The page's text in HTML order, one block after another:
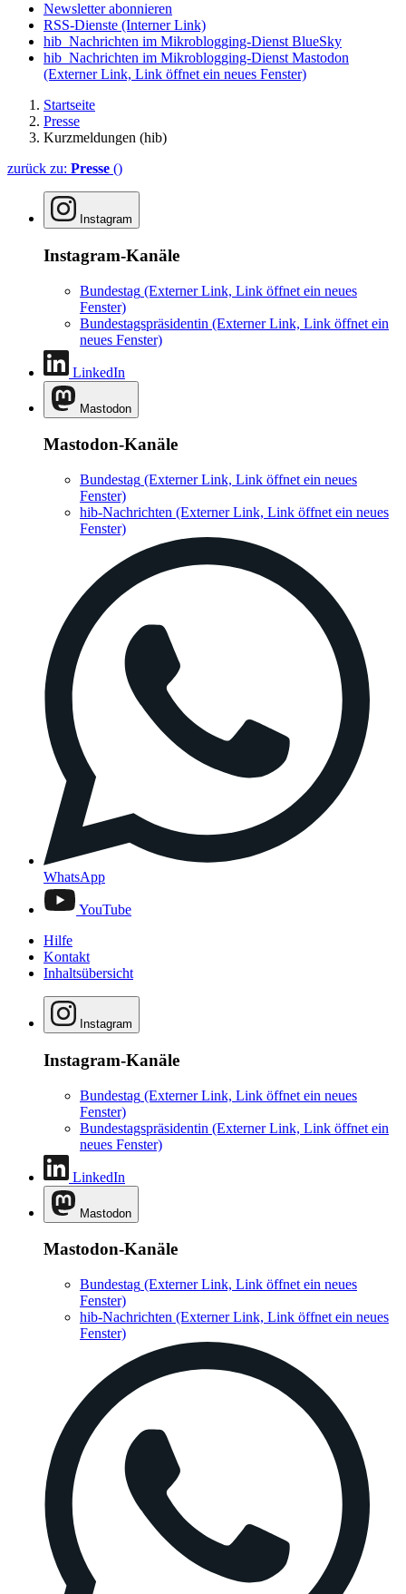
Newsletter abonnieren
RSS-Dienste (Interner Link)
hib_Nachrichten im Mikroblogging-Dienst BlueSky
hib_Nachrichten im Mikroblogging-Dienst Mastodon
(Externer Link, Link öffnet ein neues Fenster)
Startseite
Presse
Kurzmeldungen (hib)
zurück zu: Presse ()
Instagram
Instagram-Kanäle
Bundestag (Externer Link, Link öffnet ein neues
Fenster)
Bundestagspräsidentin (Externer Link, Link öffnet ein
neues Fenster)
LinkedIn
Mastodon
Mastodon-Kanäle
Bundestag (Externer Link, Link öffnet ein neues
Fenster)
hib-Nachrichten (Externer Link, Link öffnet ein neues
Fenster)
WhatsApp
YouTube
Hilfe
Kontakt
Inhaltsübersicht
Instagram
Instagram-Kanäle
Bundestag (Externer Link, Link öffnet ein neues
Fenster)
Bundestagspräsidentin (Externer Link, Link öffnet ein
neues Fenster)
LinkedIn
Mastodon
Mastodon-Kanäle
Bundestag (Externer Link, Link öffnet ein neues
Fenster)
hib-Nachrichten (Externer Link, Link öffnet ein neues
Fenster)